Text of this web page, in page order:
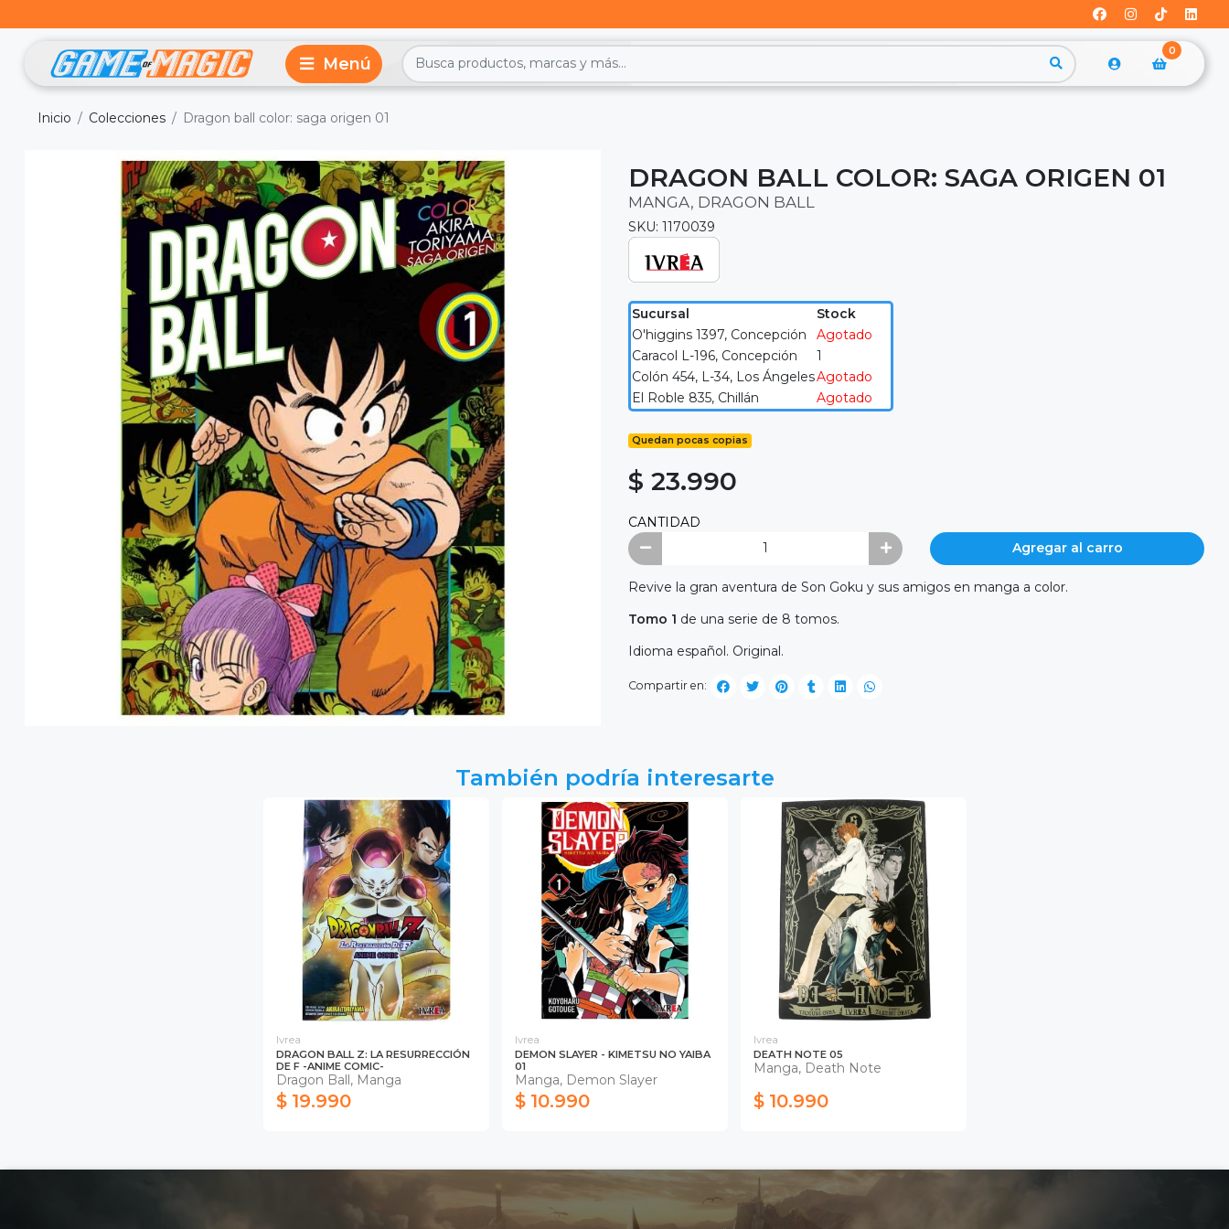
0
Inicio Colecciones Dragon ball color: saga origen 01
DRAGON BALL COLOR: SAGA ORIGEN 01
MANGA, DRAGON BALL
SKU: 1170039
Sucursal
Stock
O'higgins 1397, Concepción
Agotado
Caracol L-196, Concepción
1
Colón 454, L-34, Los ÁngelesAgotado
El Roble 835, Chillán
Agotado
Quedan pocas copias
$ 23.990
CANTIDAD
Agregar al carro
Revive la gran aventura de Son Goku y sus amigos en manga a color.
Tomo 1 de una serie de 8 tomos.
Idioma español. Original.
Compartir en:
También podría interesarte
Ivrea
DRAGON BALL Z: LA RESURRECCIÓN
DE F -ANIME COMIC-
Dragon Ball, Manga
$ 19.990
Ivrea
DEMON SLAYER - KIMETSU NO YAIBA
01
Manga, Demon Slayer
$ 10.990
Ivrea
DEATH NOTE 05
Manga, Death Note
$ 10.990